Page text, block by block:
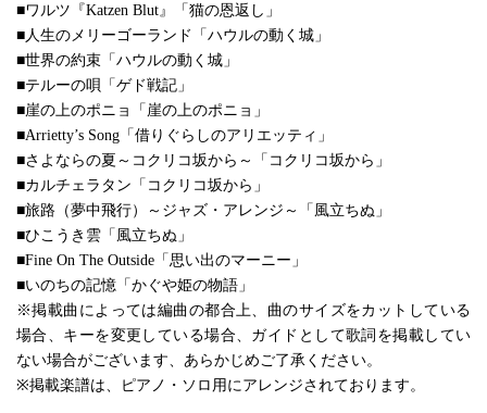
■ワルツ『Katzen Blut』「猫の恩返し」
■人生のメリーゴーランド「ハウルの動く城」
■世界の約束「ハウルの動く城」
■テルーの唄「ゲド戦記」
■崖の上のポニョ「崖の上のポニョ」
■Arrietty’s Song「借りぐらしのアリエッティ」
■さよならの夏～コクリコ坂から～「コクリコ坂から」
■カルチェラタン「コクリコ坂から」
■旅路（夢中飛行）～ジャズ・アレンジ～「風立ちぬ」
■ひこうき雲「風立ちぬ」
■Fine On The Outside「思い出のマーニー」
■いのちの記憶「かぐや姫の物語」
※掲載曲によっては編曲の都合上、曲のサイズをカットしている
場合、キーを変更している場合、ガイドとして歌詞を掲載してい
ない場合がございます、あらかじめご了承ください。
※掲載楽譜は、ピアノ・ソロ用にアレンジされております。